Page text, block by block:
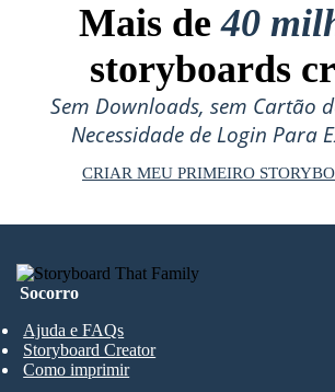
Mais de40
storyboards
Sem Downloads, sem Cartão
Necessidade de Login Para
CRIAR MEU PRIMEIRO
Socorro
Ajuda e FAQs
Storyboard Creator
Como imprimir